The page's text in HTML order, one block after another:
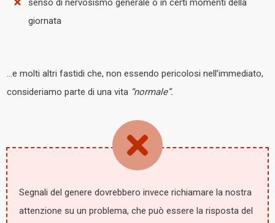
senso di nervosismo generale o in certi momenti della
giornata
…e molti altri fastidi che, non essendo pericolosi nell’immediato,
consideriamo parte di una vita “normale”.
Segnali del genere dovrebbero invece richiamare la nostra
attenzione su un problema, che può essere la risposta del